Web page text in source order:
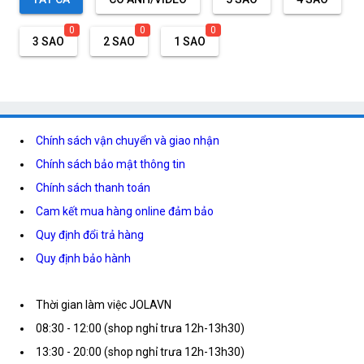
3 SAO
0
2 SAO
0
1 SAO
0
Chính sách vận chuyển và giao nhận
Chính sách bảo mật thông tin
Chính sách thanh toán
Cam kết mua hàng online đảm bảo
Quy định đổi trả hàng
Quy định bảo hành
Thời gian làm việc JOLAVN
08:30 - 12:00 (shop nghỉ trưa 12h-13h30)
13:30 - 20:00 (shop nghỉ trưa 12h-13h30)